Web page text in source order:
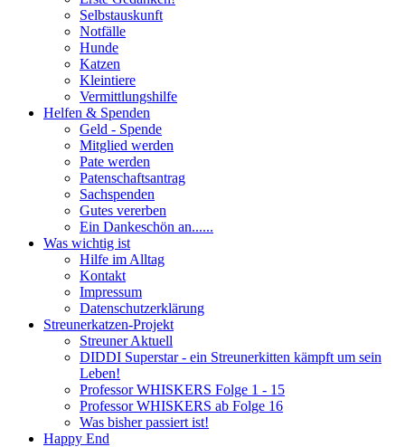
Selbstauskunft
Notfälle
Hunde
Katzen
Kleintiere
Vermittlungshilfe
Helfen & Spenden
Geld - Spende
Mitglied werden
Pate werden
Patenschaftsantrag
Sachspenden
Gutes vererben
Ein Dankeschön an......
Was wichtig ist
Hilfe im Alltag
Kontakt
Impressum
Datenschutzerklärung
Streunerkatzen-Projekt
Streuner Aktuell
DIDDI Superstar - ein Streunerkitten kämpft um sein
Leben!
Professor WHISKERS Folge 1 - 15
Professor WHISKERS ab Folge 16
Was bisher passiert ist!
Happy End